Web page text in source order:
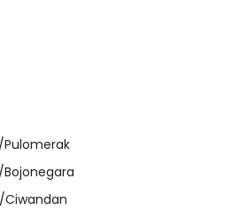
Pulomerak
Ciwandan